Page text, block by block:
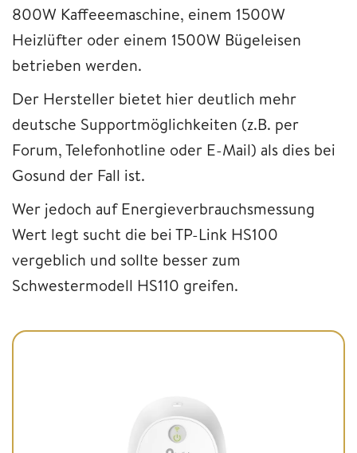
800W Kaffeeemaschine, einem 1500W
Heizlüfter oder einem 1500W Bügeleisen
betrieben werden.
Der Hersteller bietet hier deutlich mehr
deutsche Supportmöglichkeiten (z.B. per
Forum, Telefonhotline oder E-Mail) als dies bei
Gosund der Fall ist.
Wer jedoch auf Energieverbrauchsmessung
Wert legt sucht die bei TP-Link HS100
vergeblich und sollte besser zum
Schwestermodell HS110 greifen.